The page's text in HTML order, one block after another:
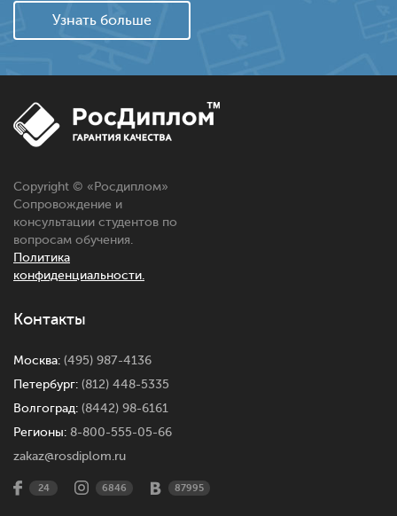
Узнать больше
Copyright © « Росдиплом»
Сопровождение и
консультации студентов по
вопросам обучения.
Политика
конфиденциальности.
Контакты
Москва: (495) 987-4136
Петербург: (812) 448-5335
Волгоград: (8442) 98-6161
Регионы: 8-800-555-05-66
zakaz@rosdiplom.ru
24 6846 87995